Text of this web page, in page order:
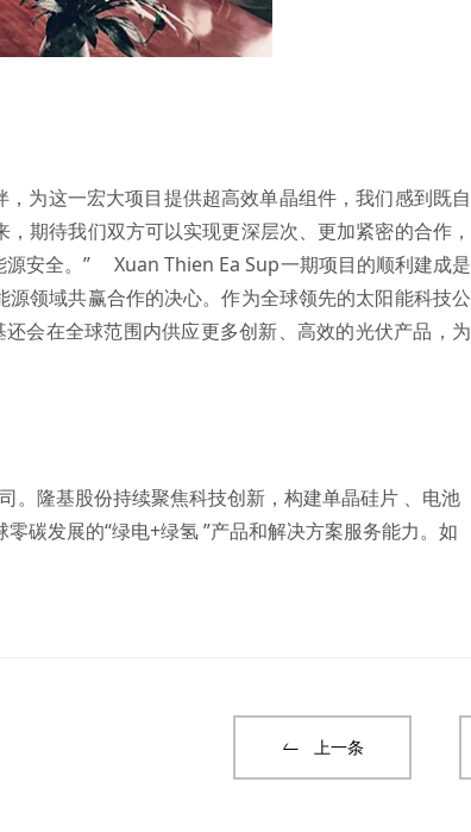
为这一宏大项目提供超高效单晶组件，我们感到既自
期待我们双方可以实现更深层次、更加紧密的合作，
源安全。” Xuan Thien Ea Sup一期项目的顺利建成是
领域共赢合作的决心。作为全球领先的太阳能科技公
会在全球范围内供应更多创新、高效的光伏产品，为
。隆基股份持续聚焦科技创新，构建单晶硅片 、电池
碳发展的“绿电+绿氢 ”产品和解决方案服务能力。如
上一条